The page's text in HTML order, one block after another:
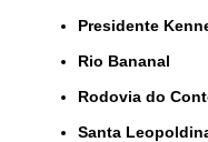
Presidente
Rio Bananal
Rodovia do
Santa